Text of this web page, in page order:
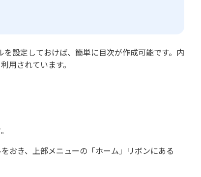
設定しておけば、簡単に目次が作成可能です。内
用されています。
おき、上部メニューの「ホーム」リボンにある